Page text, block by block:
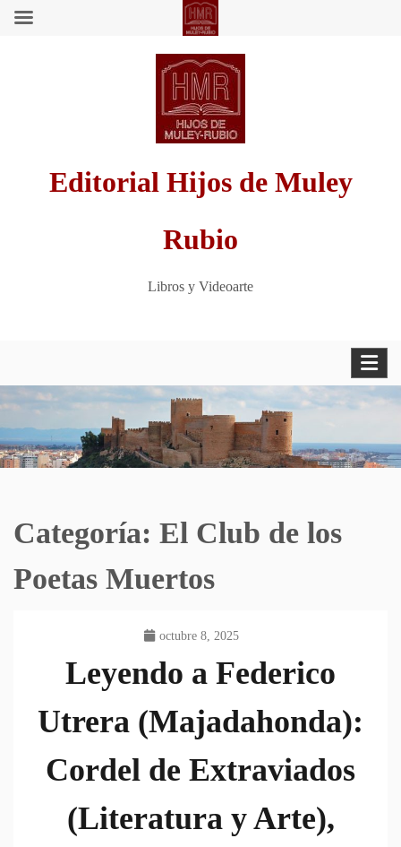
Editorial Hijos de Muley
Rubio
Libros y Videoarte
Categoría: El Club de los
Poetas Muertos
octubre 8, 2025
Leyendo a Federico
Utrera (Majadahonda):
Cordel de Extraviados
(Literatura y Arte),